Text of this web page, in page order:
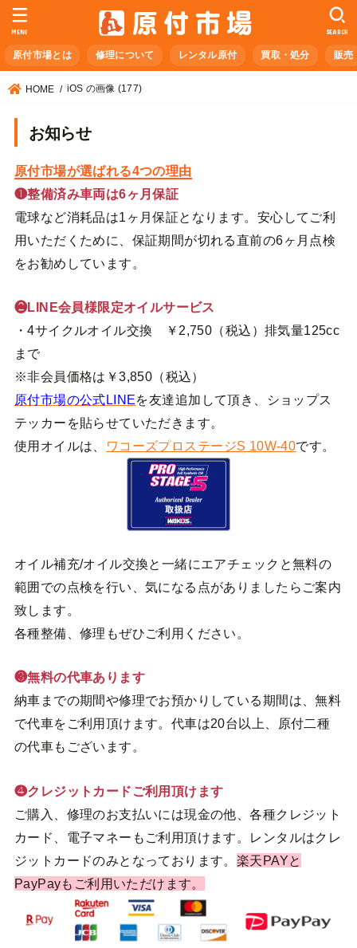
原付市場とは 修理について レンタル原付 買取・処分 販売
SEARCH
MENU
HOME iOS の画像 (177)
お知らせ
原付市場が選ばれる4つの理由
❶整備済み車両は6ヶ月保証
電球など消耗品は1ヶ月保証となります。安心してご利
用いただくために、保証期間が切れる直前の6ヶ月点検
をお勧めしています。
❷LINE会員様限定オイルサービス
・4サイクルオイル交換 ￥2,750（税込）排気量125cc
まで
※非会員価格は￥3,850（税込）
原付市場の公式LINEを友達追加して頂き、ショップス
テッカーを貼らせていただきます。
使用オイルは、
ワコーズプロステージS 10W-40です。
オイル補充/オイル交換と一緒にエアチェックと無料の
範囲での点検を行い、気になる点がありましたらご案内
致します。
各種整備、修理もぜひご利用ください。
❸無料の代車あります
納車までの期間や修理でお預かりしている期間は、無料
で代車をご利用頂けます。代車は20台以上、原付二種
の代車もございます。
❹クレジットカードご利用頂けます
ご購入、修理のお支払いには現金の他、各種クレジット
カード、電子マネーもご利用頂けます。レンタルはクレ
ジットカードのみとなっております。 楽天PAYと
PayPayもご利用いただけます。